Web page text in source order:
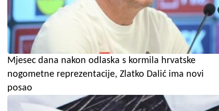
Mjesec dana nakon odlaska s kormila hrvatske
nogometne reprezentacije, Zlatko Dalić ima novi
posao